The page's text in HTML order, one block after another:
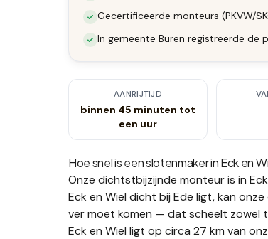
Gecertificeerde monteurs (PKVW/
In gemeente Buren registreerde de
AANRIJTIJD
binnen 45 minuten tot
een uur
Hoe snel is een slotenmaker inEck en
Onze dichtstbijzijnde monteur is in
Eck en Wiel dicht bij Ede ligt, kan
ver moet komen — dat scheelt zowel
Eck en Wiel ligt op circa 27 km van